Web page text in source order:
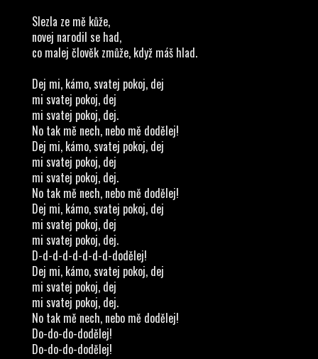
Slezla ze mě kůže,
novej narodil se had,
co malej člověk zmůže, když máš hlad.
Dej mi, kámo, svatej pokoj, dej
mi svatej pokoj, dej
mi svatej pokoj, dej.
No tak mě nech, nebo mě dodělej!
Dej mi, kámo, svatej pokoj, dej
mi svatej pokoj, dej
mi svatej pokoj, dej.
No tak mě nech, nebo mě dodělej!
Dej mi, kámo, svatej pokoj, dej
mi svatej pokoj, dej
mi svatej pokoj, dej.
D-d-d-d-d-d-d-d-dodělej!
Dej mi, kámo, svatej pokoj, dej
mi svatej pokoj, dej
mi svatej pokoj, dej.
No tak mě nech, nebo mě dodělej!
Do-do-do-dodělej!
Do-do-do-dodělej!